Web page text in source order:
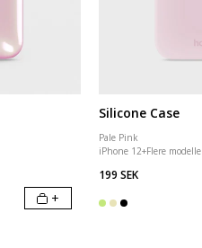
+
Silicone Case
Pale Pink
iPhone 12+Flere
199 SEK